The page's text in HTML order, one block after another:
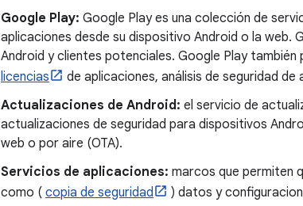
Google Play: Google Play es una colección de
aplicaciones desde su dispositivo Android o la web.
Android y clientes potenciales. Google Play
licencias
de aplicaciones, análisis de seguridad
Actualizaciones de Android: el servicio de
actualizaciones de seguridad para dispositivos
web o por aire (OTA).
Servicios de aplicaciones: marcos que permiten
como ( copia de seguridad
) datos y